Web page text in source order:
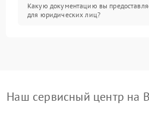
Какую документацию вы
для юридических лиц?
Наш сервисный центр на